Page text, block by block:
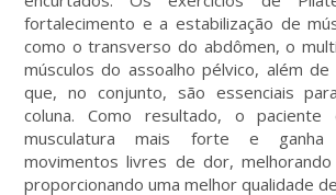
fortalecimento e a estabilização de
como o transverso do abdômen, o
músculos do assoalho pélvico, além de
que, no conjunto, são essenciais
coluna. Como resultado, o paciente
musculatura mais forte e ganha
movimentos livres de dor,
proporcionando uma melhor qualidade